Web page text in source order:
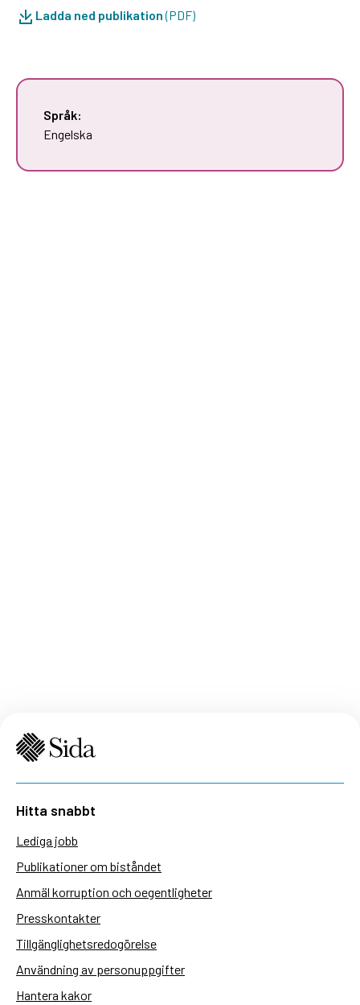
Ladda ned publikation(PDF)
Språk:
Engelska
Hitta snabbt
Lediga jobb
Publikationer om biståndet
Anmäl korruption och oegentligheter
Presskontakter
Tillgänglighetsredogörelse
Användning av personuppgifter
Hantera kakor